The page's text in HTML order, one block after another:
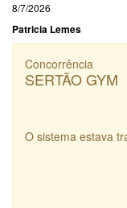
8/7/2026
Patricia Lemes
Concorrência
SERTÃO GYM
O sistema estava